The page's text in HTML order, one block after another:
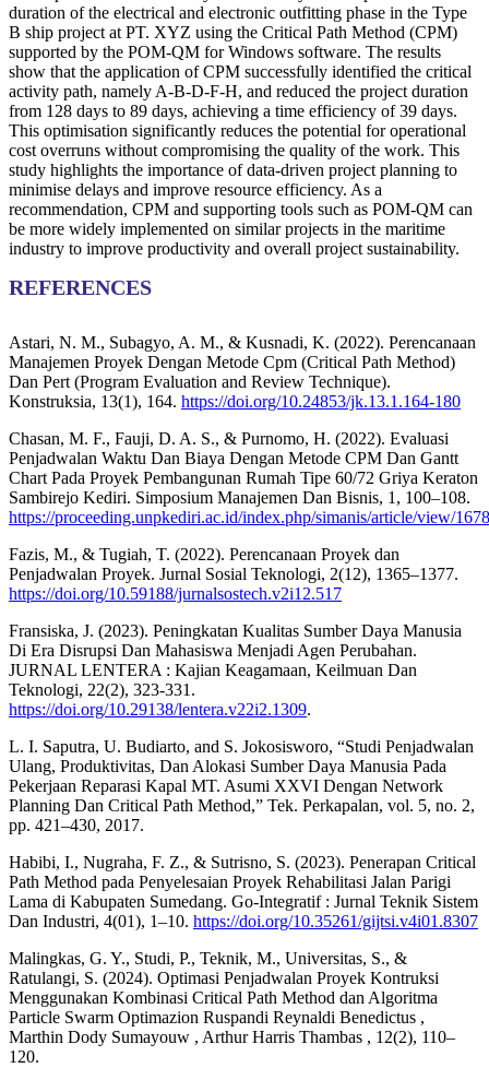
duration of the electrical and electronic outfitting phase in the Type
B ship project at PT. XYZ using the Critical Path Method (CPM)
supported by the POM-QM for Windows software. The results
show that the application of CPM successfully identified the critical
activity path, namely A-B-D-F-H, and reduced the project duration
from 128 days to 89 days, achieving a time efficiency of 39 days.
This optimisation significantly reduces the potential for operational
cost overruns without compromising the quality of the work. This
study highlights the importance of data-driven project planning to
minimise delays and improve resource efficiency. As a
recommendation, CPM and supporting tools such as POM-QM can
be more widely implemented on similar projects in the maritime
industry to improve productivity and overall project sustainability.
REFERENCES
Astari, N. M., Subagyo, A. M., & Kusnadi, K. (2022). Perencanaan
Manajemen Proyek Dengan Metode Cpm (Critical Path Method)
Dan Pert (Program Evaluation and Review Technique).
Konstruksia, 13(1), 164. https://doi.org/10.24853/jk.13.1.164-180
Chasan, M. F., Fauji, D. A. S., & Purnomo, H. (2022). Evaluasi
Penjadwalan Waktu Dan Biaya Dengan Metode CPM Dan Gantt
Chart Pada Proyek Pembangunan Rumah Tipe 60/72 Griya Keraton
Sambirejo Kediri. Simposium Manajemen Dan Bisnis, 1, 100–108.
https://proceeding.unpkediri.ac.id/index.php/simanis/article/view/1678
Fazis, M., & Tugiah, T. (2022). Perencanaan Proyek dan
Penjadwalan Proyek. Jurnal Sosial Teknologi, 2(12), 1365–1377.
https://doi.org/10.59188/jurnalsostech.v2i12.517
Fransiska, J. (2023). Peningkatan Kualitas Sumber Daya Manusia
Di Era Disrupsi Dan Mahasiswa Menjadi Agen Perubahan.
JURNAL LENTERA : Kajian Keagamaan, Keilmuan Dan
Teknologi, 22(2), 323-331.
https://doi.org/10.29138/lentera.v22i2.1309.
L. I. Saputra, U. Budiarto, and S. Jokosisworo, “Studi Penjadwalan
Ulang, Produktivitas, Dan Alokasi Sumber Daya Manusia Pada
Pekerjaan Reparasi Kapal MT. Asumi XXVI Dengan Network
Planning Dan Critical Path Method,” Tek. Perkapalan, vol. 5, no. 2,
pp. 421–430, 2017.
Habibi, I., Nugraha, F. Z., & Sutrisno, S. (2023). Penerapan Critical
Path Method pada Penyelesaian Proyek Rehabilitasi Jalan Parigi
Lama di Kabupaten Sumedang. Go-Integratif : Jurnal Teknik Sistem
Dan Industri, 4(01), 1–10. https://doi.org/10.35261/gijtsi.v4i01.8307
Malingkas, G. Y., Studi, P., Teknik, M., Universitas, S., &
Ratulangi, S. (2024). Optimasi Penjadwalan Proyek Kontruksi
Menggunakan Kombinasi Critical Path Method dan Algoritma
Particle Swarm Optimazion Ruspandi Reynaldi Benedictus ,
Marthin Dody Sumayouw , Arthur Harris Thambas , 12(2), 110–
120.